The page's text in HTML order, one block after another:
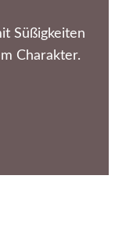
Süßigkeiten
Charakter.